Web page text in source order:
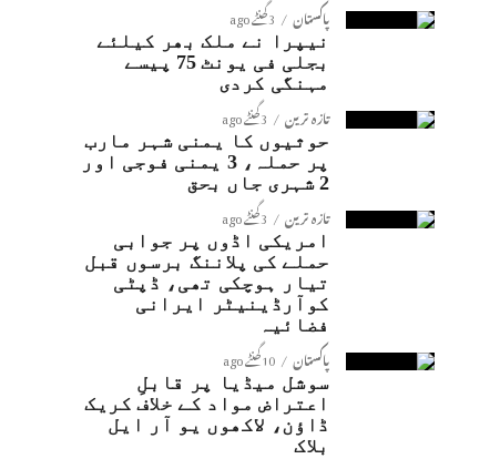
پاکستان 3 گھنٹے ago
نیپرا نے ملک بھر کیلئے
بجلی فی یونٹ 75 پیسے
مہنگی کردی
تازہ ترین 3 گھنٹے ago
حوثیوں کا یمنی شہر مارب
پر حملہ، 3 یمنی فوجی اور
2 شہری جاں بحق
تازہ ترین 3 گھنٹے ago
امریکی اڈوں پر جوابی
حملے کی پلاننگ برسوں قبل
تیار ہوچکی تھی، ڈپٹی
کوآرڈینیٹر ایرانی
فضائیہ
پاکستان 10 گھنٹے ago
سوشل میڈیا پر قابلِ
اعتراض مواد کے خلاف کریک
ڈاؤن، لاکھوں یو آر ایل
بلاک